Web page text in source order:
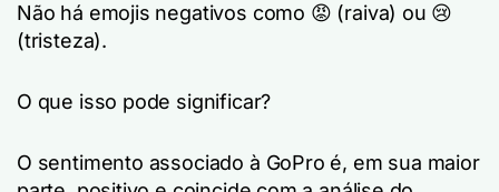
Não há emojis negativos como 😡 (raiva) ou 😢
(tristeza).
O que isso pode significar?
O sentimento associado à GoPro é, em sua maior